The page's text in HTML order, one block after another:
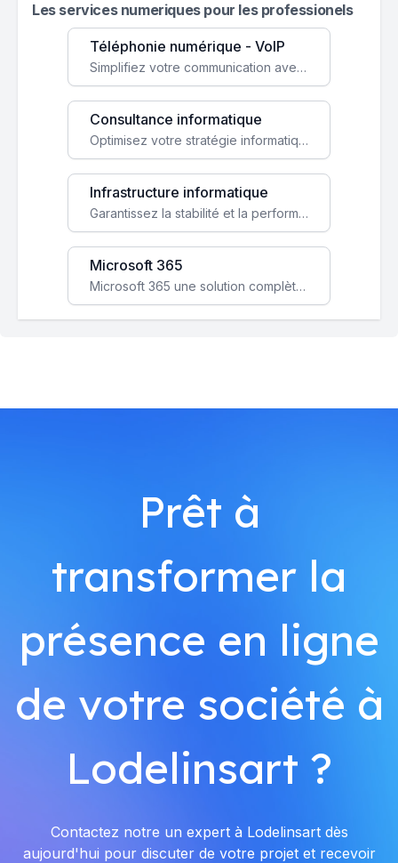
Les services numeriques pour les professionels
Téléphonie numérique - VoIP
Simplifiez votre communication avec une solution VoIP flexible, économique et adaptée à vos besoins professionnels.
Consultance informatique
Optimisez votre stratégie informatique avec l'expertise de nos consultants pour améliorer votre efficacité et sécurité.
Infrastructure informatique
Garantissez la stabilité et la performance de votre entreprise avec une infrastructure IT sécurisée et évolutive.
Microsoft 365
Microsoft 365 une solution complète qui booste votre productivité, renforce la sécurité de vos données et facilite la collaboration.
Prêt à
transformer la
présence en ligne
de votre société à
Lodelinsart ?
Contactez notre un expert à Lodelinsart dès
aujourd'hui pour discuter de votre projet et recevoir